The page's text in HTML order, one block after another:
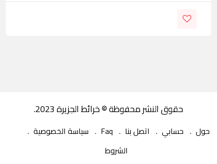
حقوق النشر محفوظة © خرائط الجزيرة 2023.
حول حسابي اتصل بنا Faq
سياسة الخصوصية
الشروط